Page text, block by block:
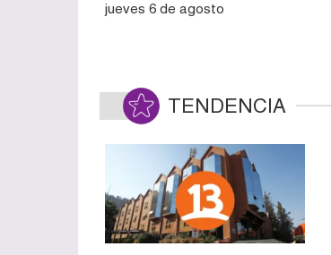
jueves 6 de agosto
TENDENCIA